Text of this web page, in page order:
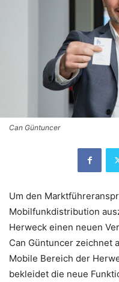
Can Güntuncer
Um den
Mobilfunkdistribution
Herweck einen neuen
Can Güntuncer zeichnet
Mobile Bereich der
bekleidet die neue